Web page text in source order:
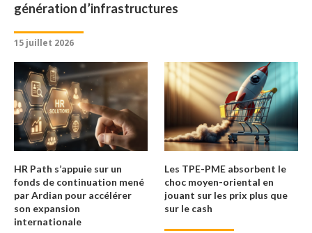
génération d’infrastructures
15 juillet 2026
HR Path s’appuie sur un
fonds de continuation mené
par Ardian pour accélérer
son expansion
internationale
Les TPE-PME absorbent le
choc moyen-oriental en
jouant sur les prix plus que
sur le cash